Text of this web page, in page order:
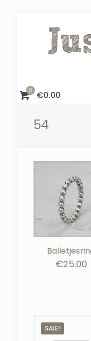
0 €0.00
54
€25.00
SALE!